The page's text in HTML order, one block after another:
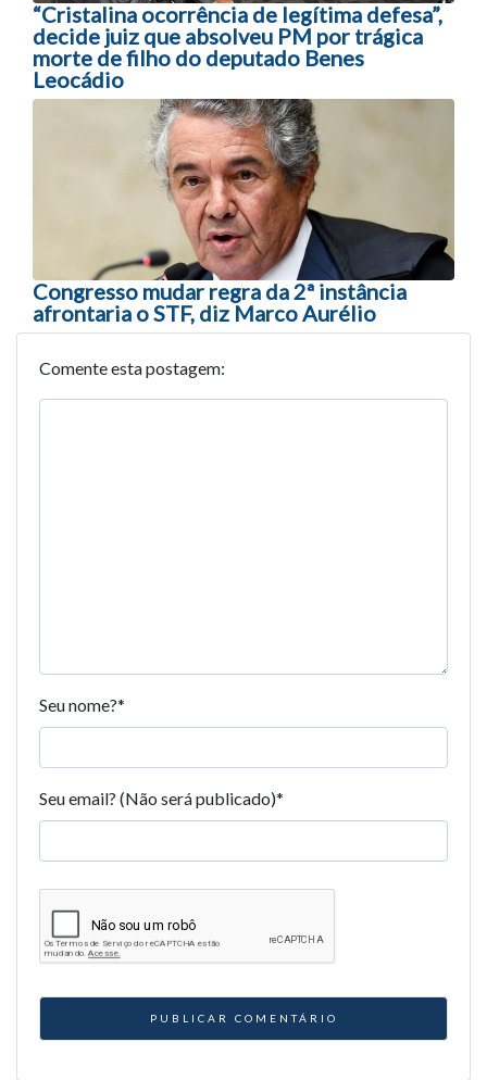
“Cristalina ocorrência de legítima defesa”,
decide juiz que absolveu PM por trágica
morte de filho do deputado Benes
Leocádio
Congresso mudar regra da 2ª instância
afrontaria o STF, diz Marco Aurélio
Comente esta postagem:
Seu nome?*
Seu email? (Não será publicado)*